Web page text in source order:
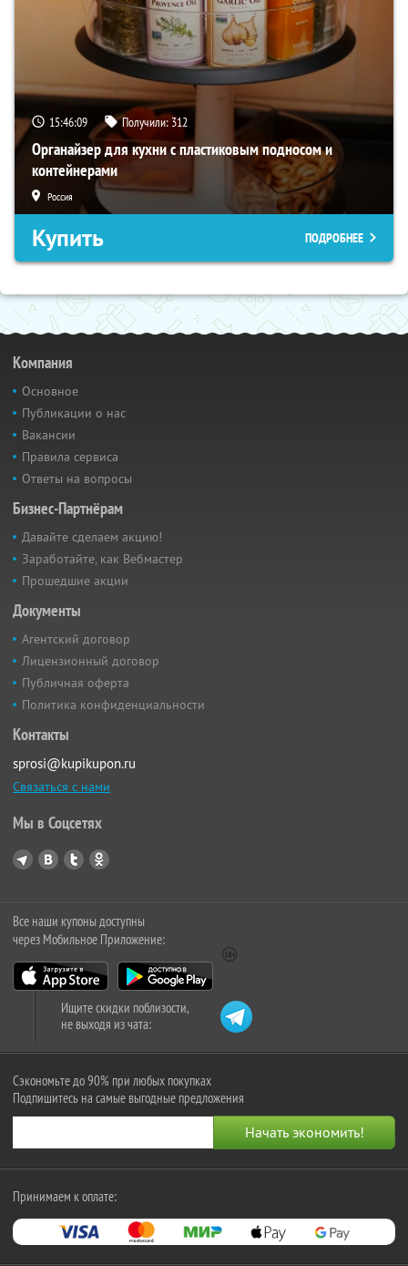
15:46:08 Получили: 312
Органайзер для кухни с пластиковым подносом и
контейнерами
Россия
Купить ПОДРОБНЕЕ
Компания
Основное
Публикации о нас
Вакансии
Правила сервиса
Ответы на вопросы
Бизнес-Партнёрам
Давайте сделаем акцию!
Заработайте, как Вебмастер
Прошедшие акции
Документы
Агентский договор
Лицензионный договор
Публичная оферта
Политика конфиденциальности
Контакты
sprosi@kupikupon.ru
Связаться с нами
Мы в Соцсетях
Все наши купоны доступны
через Мобильное Приложение:
Ищите скидки поблизости,
не выходя из чата:
Сэкономьте до 90% при любых покупках
Подпишитесь на самые выгодные предложения
Принимаем к оплате: